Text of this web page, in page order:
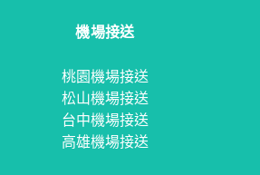
機場接送
桃園機場接送
松山機場接送
台中機場接送
高雄機場接送